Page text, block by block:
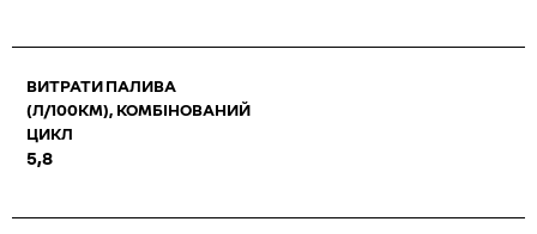
ВИТРАТИ ПАЛИВА
(Л/100КМ), КОМБІНОВАНИЙ
ЦИКЛ
5,8